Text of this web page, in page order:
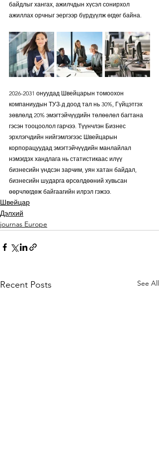
байдлыг хангах, ажилчдын хүсэл сонирхол
ажиллах орчныг эергээр бүрдүүлж өгдөг байна.
2026-2031 онуудад Швейцарын томоохон
компаниудын ТУЗ-д доод тал нь 30%, Гүйцэтгэх
зөвлөлд 20% эмэгтэйчүүдийн төлөөлөл багтана
гэсэн тооцоолол гарчээ. Түүнчлэн Бизнес
эрхлэгчдийн нийгэмлэгээс Швейцарын
корпорацуудад эмэгтэйчүүдийн манлайлал
нэмэгдэх хандлага нь статистикаас илүү
бизнесийн үндсэн зарчим, уян хатан байдал,
бизнесийн шударга өрсөлдөөний хувьсан
өөрчлөгдөж байгаагийн илрэл гэжээ.
Швейцар
Дэлхий
journas Europe
Recent Posts See All